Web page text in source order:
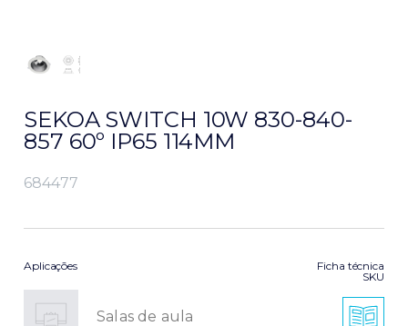
SEKOA SWITCH 10W 830-840-
857 60º IP65 114MM
684477
Aplicações
Salas de aula
Ficha técnica
SKU